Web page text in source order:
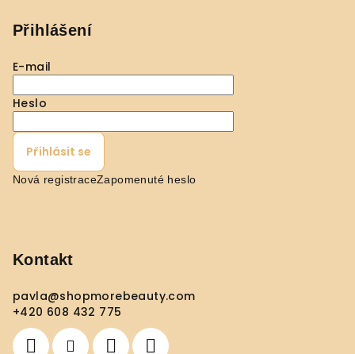
Přihlášení
E-mail
Heslo
Přihlásit se
Nová registraceZapomenuté heslo
Kontakt
pavla@shopmorebeauty.com
+420 608 432 775